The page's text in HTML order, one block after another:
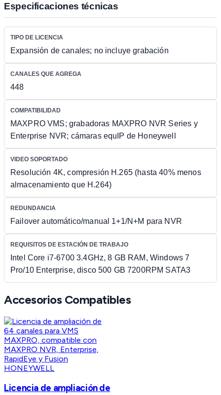
Especificaciones técnicas
TIPO DE LICENCIA
Expansión de canales; no incluye grabación
CANALES QUE AGREGA
448
COMPATIBILIDAD
MAXPRO VMS; grabadoras MAXPRO NVR Series y
Enterprise NVR; cámaras equIP de Honeywell
VIDEO SOPORTADO
Resolución 4K, compresión H.265 (hasta 40% menos
almacenamiento que H.264)
REDUNDANCIA
Failover automático/manual 1+1/N+M para NVR
REQUISITOS DE ESTACIÓN DE TRABAJO
Intel Core i7-6700 3.4GHz, 8 GB RAM, Windows 7
Pro/10 Enterprise, disco 500 GB 7200RPM SATA3
Accesorios Compatibles
HONEYWELL
Licencia de ampliación de